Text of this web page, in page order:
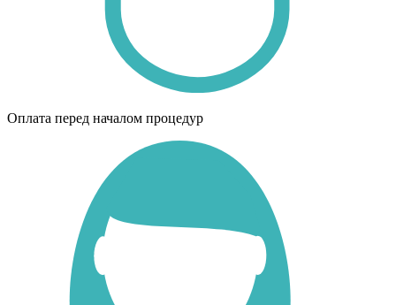
Оплата перед началом процедур